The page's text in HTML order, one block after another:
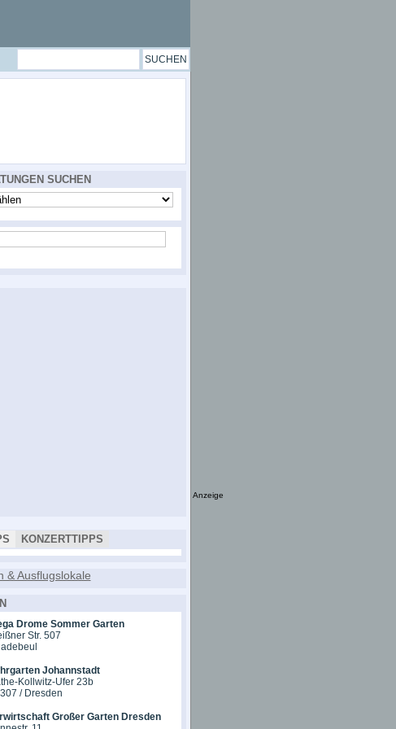
SUCHEN
KONZERTTIPPS
Drome Sommer Garten
Str. 507
Johannstadt
Kollwitz-Ufer 23b
/ Dresden
Großer Garten Dresden
Anzeige